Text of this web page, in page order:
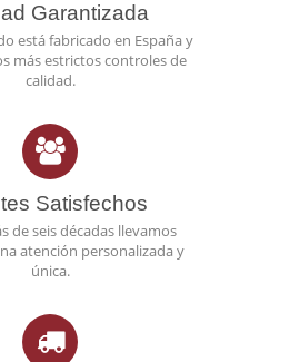
Garantizada
está fabricado en España y
más estrictos controles de
calidad.
Satisfechos
de seis décadas llevamos
atención personalizada y
única.